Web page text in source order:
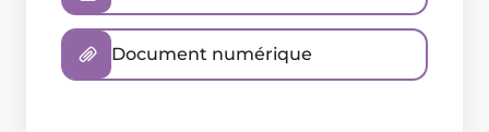
Document numérique